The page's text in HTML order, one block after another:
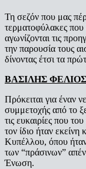
Τη σεζόν που μας
τερματοφύλακες που
αγωνίζονται τις
την παρουσία τους
δίνοντας έτσι τα
ΒΑΣΙΛΗΣ ΦΕΛΙΟΣ
Πρόκειται για έναν
συμμετοχής από το
τις ευκαιρίες που
τον ίδιο ήταν
Κυπέλλου, όπου
των “πράσινων”
Ένωση.